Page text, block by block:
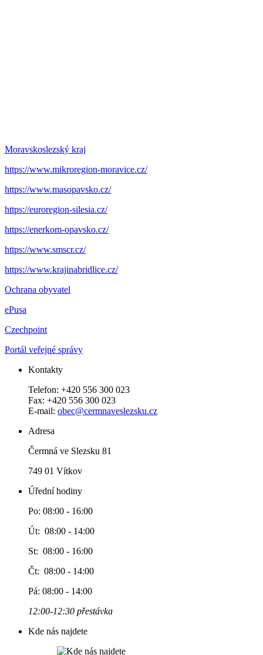
Moravskoslezský kraj
https://www.mikroregion-moravice.cz/
https://www.masopavsko.cz/
https://euroregion-silesia.cz/
https://enerkom-opavsko.cz/
https://www.smscr.cz/
https://www.krajinabridlice.cz/
Ochrana obyvatel
ePusa
Czechpoint
Portál veřejné správy
Kontakty
Telefon: +420 556 300 023
Fax: +420 556 300 023
E-mail: obec@cermnaveslezsku.cz
Adresa
Čermná ve Slezsku 81
749 01 Vítkov
Úřední hodiny
Po: 08:00 - 16:00
Út: 08:00 - 14:00
St: 08:00 - 16:00
Čt: 08:00 - 14:00
Pá: 08:00 - 14:00
12:00-12:30 přestávka
Kde nás najdete